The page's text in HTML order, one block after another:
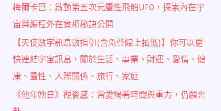
梅爾卡巴：啟動第五次元靈性飛船UFO，探索內在宇
宙與編程外在實相秘訣公開
【天使數字訊息數指引(含免費線上抽籤)】你可以更
快連結宇宙訊息，關於生活、事業、財運、愛情、健
康、靈性、人際關係、旅行、家庭
《他年她日》觀後感：當愛隔著時間與重力，仍願奔